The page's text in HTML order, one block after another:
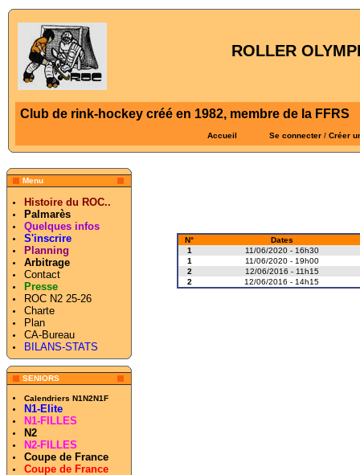
ROLLER
Club de rink-hockey créé en 1982, membre de la FFRS
Accueil Se connecter / Créer
Menu
Histoire du ROC..
Palmarès
Quelques infos
S'inscrire
Planning
Arbitrage
Contact
Presse
ROC N2 25-26
Charte
Plan
CA-Bureau
BILANS-STATS
SENIORS
Calendriers N1N2N1F
N1-Elite
N1-FILLES
N2
N2-FILLES
Coupe de France
Coupe de France
N°
Dates
1
11/06/2020 - 16h30
1
11/06/2020 - 19h00
2
12/06/2016 - 11h15
2
12/06/2016 - 14h15